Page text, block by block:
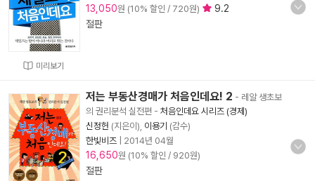
미리보기
13,050원 (10% 할인 / 720원)
9.2
절판
저는 부동산경매가 처음인데요! 2 - 레알 생초보
의 권리분석 실전편 - 처음인데요 시리즈 (경제)
신정헌 (지은이), 이용기 (감수)
한빛비즈
2014년 04월
16,650원 (10% 할인 / 920원)
절판